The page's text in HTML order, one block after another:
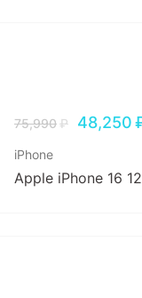
75,990₽ 48,250
iPhone
Apple iPhone 16